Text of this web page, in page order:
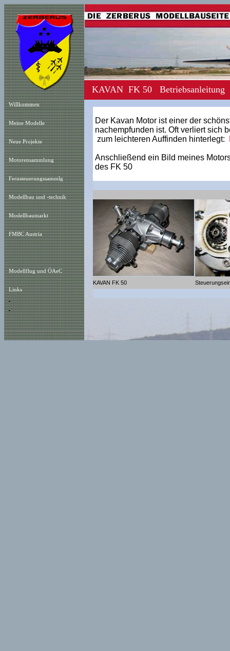
Willkommen
Meine Modelle
Neue Projekte
Motorensammlung
Fernsteuerungssammlg
Modellbau und -technik
Modellbaumarkt
FMBC Austria
Modellflug und ÖAeC
Links
KAVAN FK 50 Betriebsanleitung
Der Kavan Motor ist einer der
nachempfunden ist. Oft verliert sich
zum leichteren Auffinden hinterlegt:
Anschließend ein Bild meines
des FK 50
KAVAN FK 50